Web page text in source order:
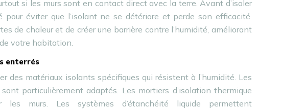
si les murs sont en contact direct avec la terre. Avant d’isoler
éviter que l’isolant ne se détériore et perde son efficacité.
de chaleur et de créer une barrière contre l’humidité, améliorant
votre habitation.
enterrés
des matériaux isolants spécifiques qui résistent à l’humidité. Les
particulièrement adaptés. Les mortiers d’isolation thermique
les murs. Les systèmes d’étanchéité liquide permettent